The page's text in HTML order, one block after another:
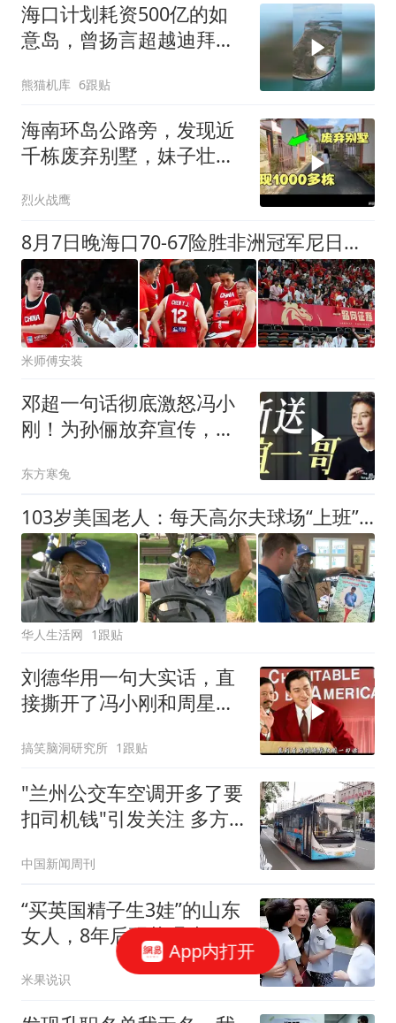
海口计划耗资500亿的如
意岛，曾扬言超越迪拜，
熊猫机库 6跟贴
海南环岛公路旁，发现近
千栋废弃别墅，妹子壮着
烈火战鹰
8月7日晚海口70-67险胜非洲冠军尼日利亚，张子宇24分11板太无解
米师傅安装
邓超一句话彻底激怒冯小
刚！为孙俪放弃宣传，断
东方寒兔
103岁美国老人：每天高尔夫球场“上班”6小时，轻松打败年轻人
华人生活网 1跟贴
刘德华用一句大实话，直
接撕开了冯小刚和周星驰
搞笑脑洞研究所 1跟贴
"兰州公交车空调开多了要
扣司机钱"引发关注 多方
中国新闻周刊
“买英国精子生3娃”的山东
女人，8年后现状曝光！
如今她后悔不？
米果说识
App内打开